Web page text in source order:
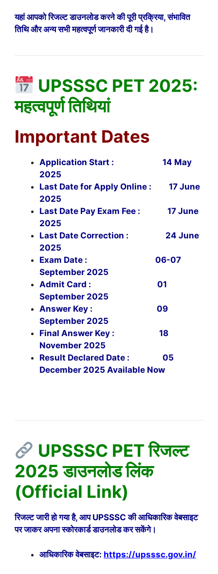
यहां आपको रिजल्ट डाउनलोड करने की पूरी प्रक्रिया, संभावित
तिथि और अन्य सभी महत्वपूर्ण जानकारी दी गई है।
UPSSSC PET 2025:
महत्वपूर्ण तिथियां
Important Dates
Application Start : 14 May
2025
Last Date for Apply Online : 17 June
2025
Last Date Pay Exam Fee : 17 June
2025
Last Date Correction : 24 June
2025
Exam Date : 06-07
September 2025
Admit Card : 01
September 2025
Answer Key : 09
September 2025
Final Answer Key : 18
November 2025
Result Declared Date : 05
December 2025 Available Now
UPSSSC PET रिजल्ट
2025 डाउनलोड लिंक
(Official Link)
रिजल्ट जारी हो गया है, आप UPSSSC की आधिकारिक वेबसाइट
पर जाकर अपना स्कोरकार्ड डाउनलोड कर सकेंगे।
आधिकारिक वेबसाइट: https://upsssc.gov.in/